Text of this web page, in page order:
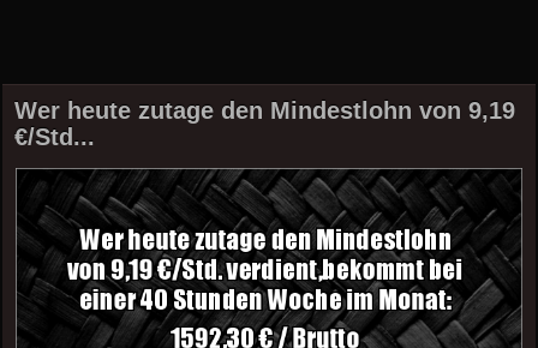
Wer heute zutage den Mindestlohn von 9,19
€/Std...